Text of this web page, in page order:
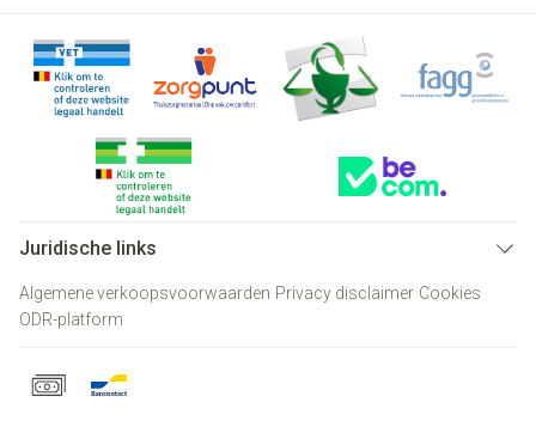
Juridische links
Algemene verkoopsvoorwaarden Privacy disclaimer Cookies
ODR-platform